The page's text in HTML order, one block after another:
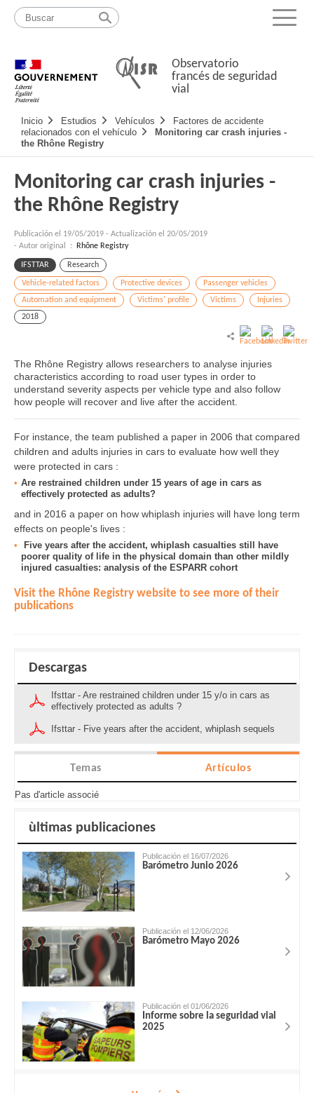
Pasar
contenido
Mapa
web
Menu
Observatorio
francés de seguridad
vial
Navigation
principale
Inicio Estudios Vehículos
Factores de accidente
relacionados con el vehículo
Monitoring car crash injuries -
the Rhône Registry
Monitoring car crash injuries -
the Rhône Registry
Publicación el 19/05/2019 - Actualización el 20/05/2019
- Autor original :
Rhône Registry
IFSTTAR Research
Vehicle-related factors Protective devices
Passenger vehicles
Automation and equipment
Victims' profile Victims
Injuries
2018
The Rhône Registry allows researchers to analyse injuries
characteristics according to road user types in order to
understand severity aspects per vehicle type and also follow
how people will recover and live after the accident.
For instance, the team published a paper in 2006 that compared
children and adults injuries in cars to evaluate how well they
were protected in cars :
Are restrained children under 15 years of age in cars as
effectively protected as adults?
and in 2016 a paper on how whiplash injuries will have long term
effects on people's lives :
Five years after the accident, whiplash casualties still have
poorer quality of life in the physical domain than other mildly
injured casualties: analysis of the ESPARR cohort
Visit the Rhône Registry website to see more of their
publications
Descargas
Ifsttar - Are restrained children under 15 y/o in cars as
effectively protected as adults ?
Ifsttar - Five years after the accident, whiplash sequels
Temas Artículos
Pas d'article associé
ùltimas publicaciones
Publicación el 16/07/2026
Barómetro Junio 2026
Publicación el 12/06/2026
Barómetro Mayo 2026
Publicación el 01/06/2026
Informe sobre la seguridad vial
2025